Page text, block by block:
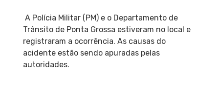
A Polícia Militar (PM) e o Departamento de
Trânsito de Ponta Grossa estiveram no local e
registraram a ocorrência. As causas do
acidente estão sendo apuradas pelas
autoridades.